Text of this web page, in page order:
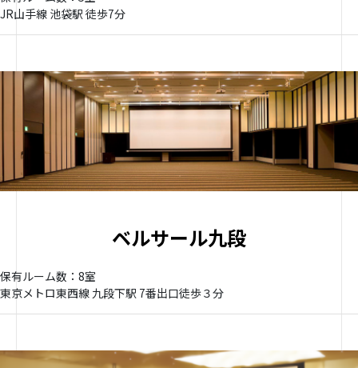
JR山手線 池袋駅 徒歩7分
ベルサール九段
保有ルーム数：8室
東京メトロ東西線 九段下駅 7番出口徒歩３分